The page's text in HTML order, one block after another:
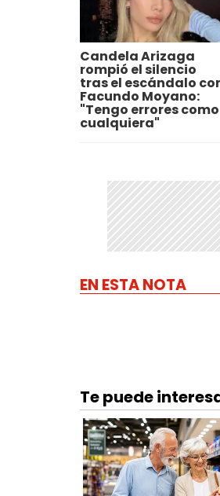
Candela Arizaga
rompió el silencio
tras el escándalo
Facundo Moyano:
"Tengo errores como
cualquiera"
EN ESTA NOTA